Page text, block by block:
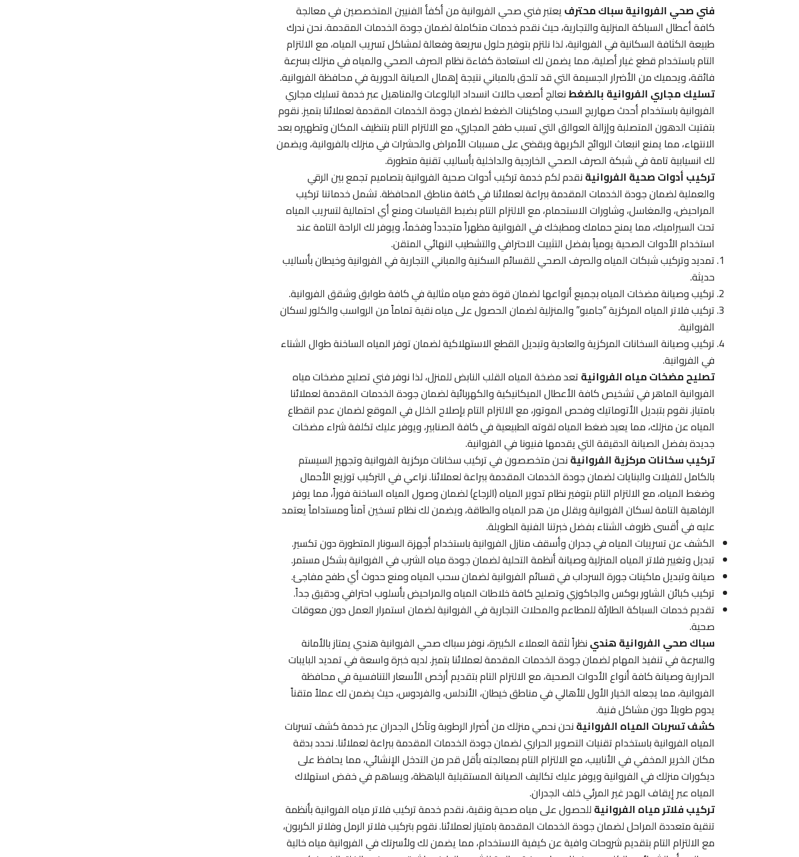
فني صحي الفروانية سباك محترفيعتبر فني صحي الفروانية من أكفأ الفنيين المتخصصين في معالجة
كافة أعطال السباكة المنزلية والتجارية، حيث نقدم خدمات متكاملة لضمان جودة الخدمات المقدمة. نحن ندرك
طبيعة الكثافة السكانية في الفروانية، لذا نلتزم بتوفير حلول سريعة وفعالة لمشاكل تسريب المياه، مع الالتزام
التام باستخدام قطع غيار أصلية، مما يضمن لك استعادة كفاءة نظام الصرف الصحي والمياه في منزلك بسرعة
فائقة، ويحميك من الأضرار الجسيمة التي قد تلحق بالمباني نتيجة إهمال الصيانة الدورية في محافظة الفروانية.
تسليك مجاري الفروانية بالضغطنعالج أصعب حالات انسداد البالوعات والمناهيل عبر خدمة تسليك مجاري
الفروانية باستخدام أحدث صهاريج السحب وماكينات الضغط لضمان جودة الخدمات المقدمة لعملائنا بتميز. نقوم
بتفتيت الدهون المتصلبة وإزالة العوالق التي تسبب طفح المجاري، مع الالتزام التام بتنظيف المكان وتطهيره بعد
الانتهاء، مما يمنع انبعاث الروائح الكريهة ويقضي على مسببات الأمراض والحشرات في منزلك بالفروانية، ويضمن
لك انسيابية تامة في شبكة الصرف الصحي الخارجية والداخلية بأساليب تقنية متطورة.
تركيب أدوات صحية الفروانيةنقدم لكم خدمة تركيب أدوات صحية الفروانية بتصاميم تجمع بين الرقي
والعملية لضمان جودة الخدمات المقدمة ببراعة لعملائنا في كافة مناطق المحافظة. تشمل خدماتنا تركيب
المراحيض، والمغاسل، وشاورات الاستحمام، مع الالتزام التام بضبط القياسات ومنع أي احتمالية لتسريب المياه
تحت السيراميك، مما يمنح حمامك ومطبخك في الفروانية مظهراً متجدداً وفخماً، ويوفر لك الراحة التامة عند
استخدام الأدوات الصحية يومياً بفضل التثبيت الاحترافي والتشطيب النهائي المتقن.
تمديد وتركيب شبكات المياه والصرف الصحي للقسائم السكنية والمباني التجارية في الفروانية وخيطان بأساليب
حديثة.
تركيب وصيانة مضخات المياه بجميع أنواعها لضمان قوة دفع مياه مثالية في كافة طوابق وشقق الفروانية.
تركيب فلاتر المياه المركزية “جامبو” والمنزلية لضمان الحصول على مياه نقية تماماً من الرواسب والكلور لسكان
الفروانية.
تركيب وصيانة السخانات المركزية والعادية وتبديل القطع الاستهلاكية لضمان توفر المياه الساخنة طوال الشتاء
في الفروانية.
تصليح مضخات مياه الفروانيةتعد مضخة المياه القلب النابض للمنزل، لذا نوفر فني تصليح مضخات مياه
الفروانية الماهر في تشخيص كافة الأعطال الميكانيكية والكهربائية لضمان جودة الخدمات المقدمة لعملائنا
بامتياز. نقوم بتبديل الأتوماتيك وفحص الموتور، مع الالتزام التام بإصلاح الخلل في الموقع لضمان عدم انقطاع
المياه عن منزلك، مما يعيد ضغط المياه لقوته الطبيعية في كافة الصنابير، ويوفر عليك تكلفة شراء مضخات
جديدة بفضل الصيانة الدقيقة التي يقدمها فنيونا في الفروانية.
تركيب سخانات مركزية الفروانيةنحن متخصصون في تركيب سخانات مركزية الفروانية وتجهيز السيستم
بالكامل للفيلات والبنايات لضمان جودة الخدمات المقدمة ببراعة لعملائنا. نراعي في التركيب توزيع الأحمال
وضغط المياه، مع الالتزام التام بتوفير نظام تدوير المياه (الرجاع) لضمان وصول المياه الساخنة فوراً، مما يوفر
الرفاهية التامة لسكان الفروانية ويقلل من هدر المياه والطاقة، ويضمن لك نظام تسخين آمناً ومستداماً يعتمد
عليه في أقسى ظروف الشتاء بفضل خبرتنا الفنية الطويلة.
الكشف عن تسريبات المياه في جدران وأسقف منازل الفروانية باستخدام أجهزة السونار المتطورة دون تكسير.
تبديل وتغيير فلاتر المياه المنزلية وصيانة أنظمة التحلية لضمان جودة مياه الشرب في الفروانية بشكل مستمر.
صيانة وتبديل ماكينات جورة السرداب في قسائم الفروانية لضمان سحب المياه ومنع حدوث أي طفح مفاجئ.
تركيب كبائن الشاور بوكس والجاكوزي وتصليح كافة خلاطات المياه والمراحيض بأسلوب احترافي ودقيق جداً.
تقديم خدمات السباكة الطارئة للمطاعم والمحلات التجارية في الفروانية لضمان استمرار العمل دون معوقات
صحية.
سباك صحي الفروانية هندينظراً لثقة العملاء الكبيرة، نوفر سباك صحي الفروانية هندي يمتاز بالأمانة
والسرعة في تنفيذ المهام لضمان جودة الخدمات المقدمة لعملائنا بتميز. لديه خبرة واسعة في تمديد البايبات
الحرارية وصيانة كافة أنواع الأدوات الصحية، مع الالتزام التام بتقديم أرخص الأسعار التنافسية في محافظة
الفروانية، مما يجعله الخيار الأول للأهالي في مناطق خيطان، الأندلس، والفردوس، حيث يضمن لك عملاً متقناً
يدوم طويلاً دون مشاكل فنية.
كشف تسربات المياه الفروانيةنحن نحمي منزلك من أضرار الرطوبة وتآكل الجدران عبر خدمة كشف تسربات
المياه الفروانية باستخدام تقنيات التصوير الحراري لضمان جودة الخدمات المقدمة ببراعة لعملائنا. نحدد بدقة
مكان الخرير المخفي في الأنابيب، مع الالتزام التام بمعالجته بأقل قدر من التدخل الإنشائي، مما يحافظ على
ديكورات منزلك في الفروانية ويوفر عليك تكاليف الصيانة المستقبلية الباهظة، ويساهم في خفض استهلاك
المياه عبر إيقاف الهدر غير المرئي خلف الجدران.
تركيب فلاتر مياه الفروانيةللحصول على مياه صحية ونقية، نقدم خدمة تركيب فلاتر مياه الفروانية بأنظمة
تنقية متعددة المراحل لضمان جودة الخدمات المقدمة بامتياز لعملائنا. نقوم بتركيب فلاتر الرمل وفلاتر الكربون،
مع الالتزام التام بتقديم شروحات وافية عن كيفية الاستخدام، مما يضمن لك ولأسرتك في الفروانية مياه خالية